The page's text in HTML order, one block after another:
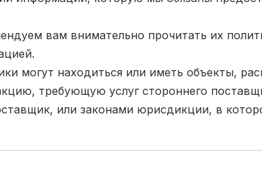
вам внимательно прочитать их
могут находиться или иметь объекты,
требующую услуг стороннего
или законами юрисдикции, в